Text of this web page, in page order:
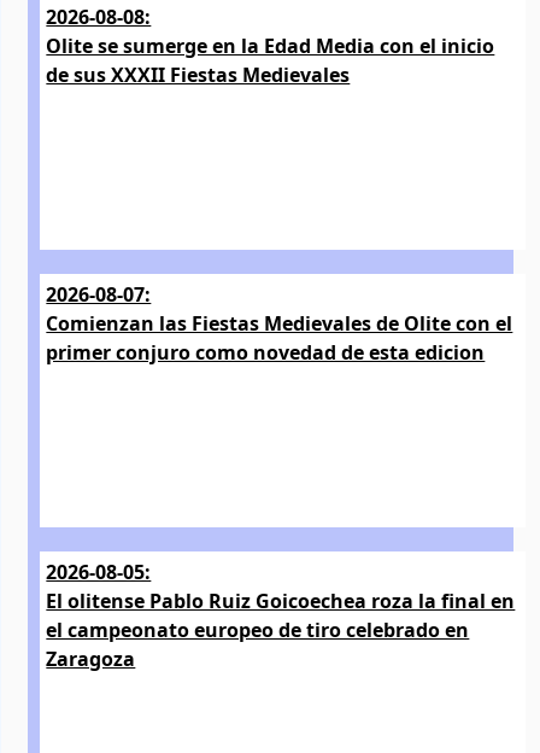
2026-08-08:
Olite se sumerge en la Edad Media con el inicio
de sus XXXII Fiestas Medievales
2026-08-07:
Comienzan las Fiestas Medievales de Olite con el
primer conjuro como novedad de esta edicion
2026-08-05:
El olitense Pablo Ruiz Goicoechea roza la final en
el campeonato europeo de tiro celebrado en
Zaragoza